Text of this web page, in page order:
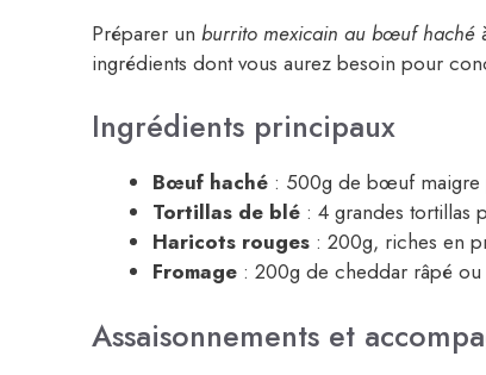
Préparer un burrito mexicain au bœuf haché
ingrédients dont vous aurez besoin pour
Ingrédients principaux
Bœuf haché : 500g de bœuf maigre
Tortillas de blé : 4 grandes tortillas
Haricots rouges : 200g, riches en
Fromage : 200g de cheddar râpé
Assaisonnements et